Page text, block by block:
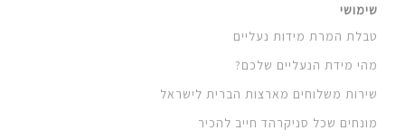
שימושי
טבלת המרת מידות נעליים
מהי מידת הנעליים שלכם?
שירות משלוחים מארצות הברית לישראל
מונחים שכל סניקרהד חייב להכיר